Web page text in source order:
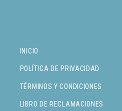
INICIO
POLÍTICA DE PRIVACIDAD
TÉRMINOS Y CONDICIONES
LIBRO DE RECLAMACIONES